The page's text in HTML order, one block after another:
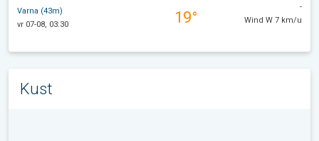
Varna (43m)
vr 07-08, 03:30
19°
-
Wind W 7 km/u
Kust